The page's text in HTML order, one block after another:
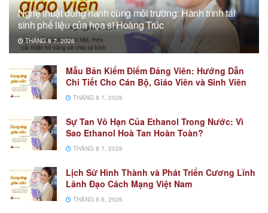
Nghệ thuật đồng hành cùng môi trường: Hành trình tái
sinh phế liệu của họa sĩ Hoàng Trúc
THÁNG 8 7, 2026
Mẫu Bản Kiểm Điểm Đảng Viên: Hướng Dẫn
Chi Tiết Cho Cán Bộ, Giáo Viên và Sinh Viên
THÁNG 8 7, 2026
Sự Tan Vô Hạn Của Ethanol Trong Nước: Vì
Sao Ethanol Hoà Tan Hoàn Toàn?
THÁNG 8 7, 2026
Lịch Sử Hình Thành và Phát Triển Cương Lĩnh
Lãnh Đạo Cách Mạng Việt Nam
THÁNG 8 6, 2026